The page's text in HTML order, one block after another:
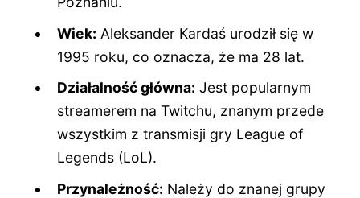
Wiek: Aleksander Kardaś urodził się w
1995 roku, co oznacza, że ma 28 lat.
Działalność główna: Jest popularnym
streamerem na Twitchu, znanym przede
wszystkim z transmisji gry League of
Legends (LoL).
Przynależność: Należy do znanej grupy